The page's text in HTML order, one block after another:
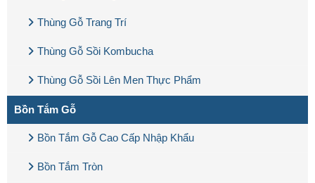
Thùng Gỗ Trang Trí
Thùng Gỗ Sồi Kombucha
Thùng Gỗ Sồi Lên Men Thực Phẩm
Bồn Tắm Gỗ
Bồn Tắm Gỗ Cao Cấp Nhập Khẩu
Bồn Tắm Tròn